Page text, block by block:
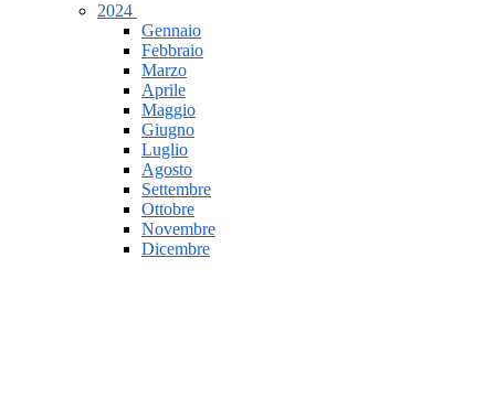
2024
Gennaio
Febbraio
Marzo
Aprile
Maggio
Giugno
Luglio
Agosto
Settembre
Ottobre
Novembre
Dicembre